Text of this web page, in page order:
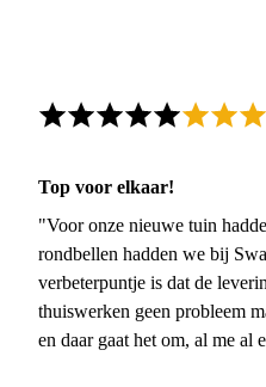
Top voor elkaar!
"Voor onze nieuwe tuin
rondbellen hadden we bij
verbeterpuntje is dat de
thuiswerken geen probleem
en daar gaat het om, al me al